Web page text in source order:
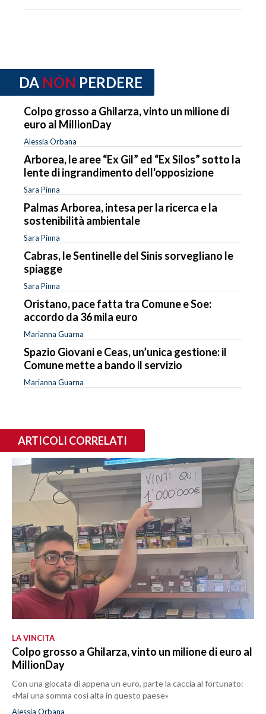
DA NON PERDERE
Colpo grosso a Ghilarza, vinto un milione di
euro al MillionDay
Alessia Orbana
Arborea, le aree “Ex Gil” ed “Ex Silos” sotto la
lente di ingrandimento dell'opposizione
Sara Pinna
Palmas Arborea, intesa per la ricerca e la
sostenibilità ambientale
Sara Pinna
Cabras, le Sentinelle del Sinis sorvegliano le
spiagge
Sara Pinna
Oristano, pace fatta tra Comune e Soe:
accordo da 36 mila euro
Marianna Guarna
Spazio Giovani e Ceas, un’unica gestione: il
Comune mette a bando il servizio
Marianna Guarna
ARTICOLI CORRELATI
LA VINCITA
Colpo grosso a Ghilarza, vinto un milione di euro al
MillionDay
Con una giocata di appena un euro, parte la caccia al fortunato:
«Mai una somma così alta in questo paese»
Alessia Orbana